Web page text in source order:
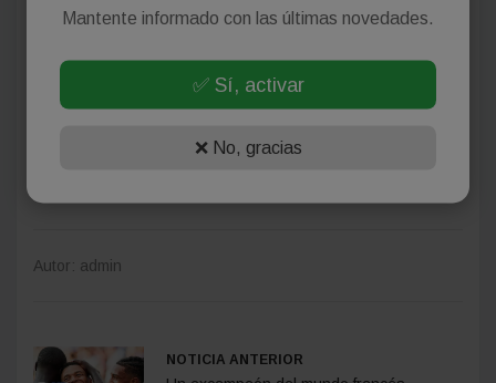
Autor: admin
NOTICIA ANTERIOR
Mantente informado con las últimas novedades.
✅ Sí, activar
❌ No, gracias